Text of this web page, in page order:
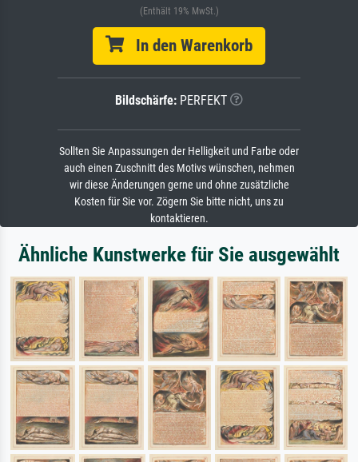
(Enthält 19% MwSt.)
In den Warenkorb
Bildschärfe: PERFEKT
Sollten Sie Anpassungen der Helligkeit und Farbe oder
auch einen Zuschnitt des Motivs wünschen, nehmen
wir diese Änderungen gerne und ohne zusätzliche
Kosten für Sie vor. Zögern Sie bitte nicht, uns zu
kontaktieren.
Ähnliche Kunstwerke für Sie ausgewählt